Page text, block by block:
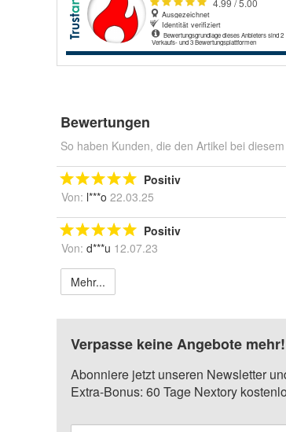
Bewertungen
So haben Kunden, die den Artikel bei
Positiv
Von: l***o 22.03.25
Positiv
Von: d***u 12.07.23
Mehr...
Verpasse keine Angebote mehr!
Abonniere jetzt unseren Newsletter
Extra-Bonus: 60 Tage Nextory